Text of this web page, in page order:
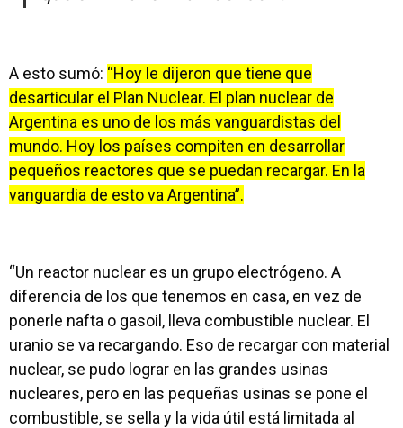
A esto sumó: “Hoy le dijeron que tiene que
desarticular el Plan Nuclear. El plan nuclear de
Argentina es uno de los más vanguardistas del
mundo. Hoy los países compiten en desarrollar
pequeños reactores que se puedan recargar. En la
vanguardia de esto va Argentina”.
“Un reactor nuclear es un grupo electrógeno. A
diferencia de los que tenemos en casa, en vez de
ponerle nafta o gasoil, lleva combustible nuclear. El
uranio se va recargando. Eso de recargar con material
nuclear, se pudo lograr en las grandes usinas
nucleares, pero en las pequeñas usinas se pone el
combustible, se sella y la vida útil está limitada al